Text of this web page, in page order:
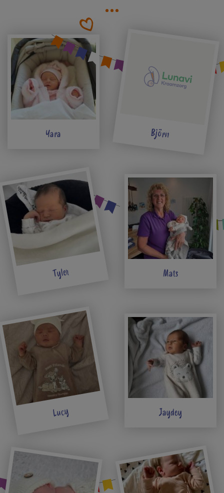
Yara Björn
Tyler Mats
Lucy Jaydey